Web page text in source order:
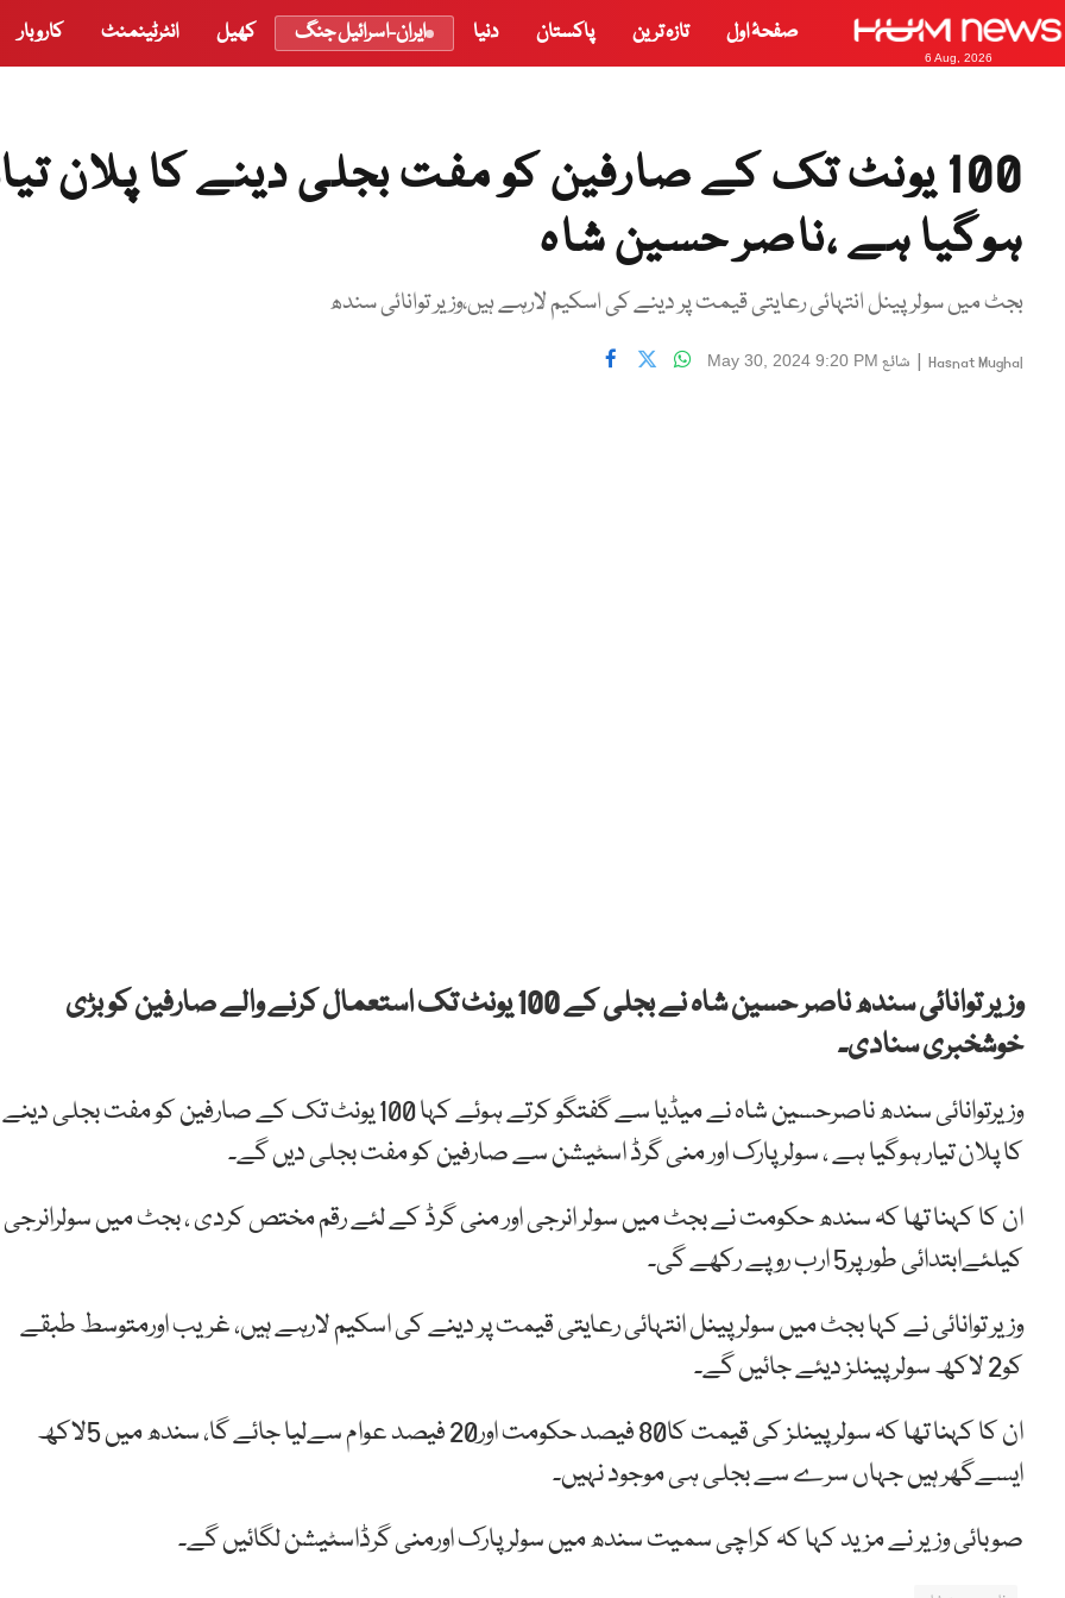
6 Aug, 2026
صفحۂ اول تازہ ترین پاکستان دنیا ایران-اسرائیل جنگ کھیل انٹرٹینمنٹ کاروبار
100 یونٹ تک کے صارفین کو مفت بجلی دینے کا پلان
ہوگیا ہے ،ناصر حسین شاہ
بجٹ میں سولر پینل انتہائی رعایتی قیمت پر دینے کی اسکیم لارہے ہیں،وزیر توانائی سندھ
Hasnat Mughal
| شائع May 30, 2024 9:20 PM
وزیر توانائی سندھ ناصر حسین شاہ نے بجلی کے 100 یونٹ تک استعمال کرنے والے صارفین کو بڑی
خوشخبری سنادی۔
وزیرتوانائی سندھ ناصرحسین شاہ نے میڈیا سے گفتگو کرتے ہوئے کہا 100 یونٹ تک کے صارفین کو مفت بجلی دینے
کا پلان تیار ہوگیا ہے ، سولر پارک اور منی گرڈ اسٹیشن سے صارفین کو مفت بجلی دیں گے۔
ان کا کہنا تھا کہ سندھ حکومت نے بجٹ میں سولر انرجی اور منی گرڈ کے لئے رقم مختص کردی ، بجٹ میں سولرانرجی
کیلئےابتدائی طور پر5 ارب روپے رکھے گی۔
وزیر توانائی نے کہا بجٹ میں سولر پینل انتہائی رعایتی قیمت پر دینے کی اسکیم لارہے ہیں، غریب اورمتوسط طبقے
کو2 لاکھ سولر پینلز دیئے جائیں گے۔
ان کا کہنا تھا کہ سولرپینلز کی قیمت کا80 فیصد حکومت اور20 فیصد عوام سےلیا جائے گا، سندھ میں 5لاکھ
ایسےگھر ہیں جہاں سرے سے بجلی ہی موجود نہیں۔
صوبائی وزیر نے مزید کہا کہ کراچی سمیت سندھ میں سولرپارک اورمنی گرڈاسٹیشن لگائیں گے۔